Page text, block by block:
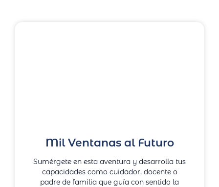
Mil Ventanas al Futuro
Sumérgete en esta aventura y desarrolla tus
capacidades como cuidador, docente o
padre de familia que guía con sentido la